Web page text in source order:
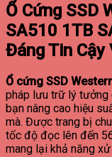
Ổ Cứng SSD
SA510 1TB
Đáng Tin Cậy
Ổ cứng SSD
pháp lưu trữ lý tưởng
bạn nâng cao hiệu
mà. Được trang bị
tốc độ đọc lên đến
mang lại khả năng